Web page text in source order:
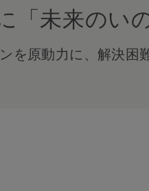
「未来のい
を原動力に、解決困